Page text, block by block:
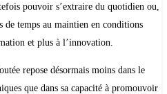
pouvoir s’extraire du quotidien ou,
de temps au maintien en conditions
et plus à l’innovation.
repose désormais moins dans le
que dans sa capacité à promouvoir